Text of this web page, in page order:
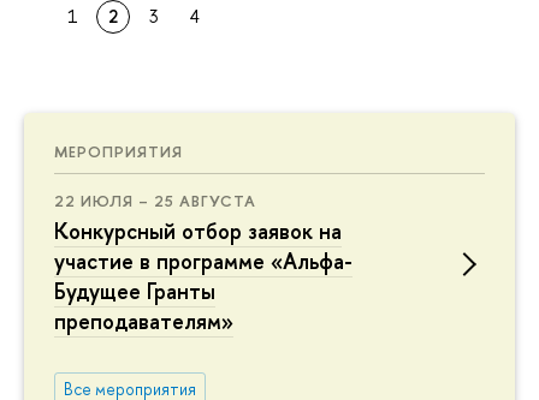
МЕРОПРИЯТИЯ
22 ИЮЛЯ – 25 АВГУСТА
Конкурсный отбор заявок на
участие в программе «Альфа-
Будущее Гранты
преподавателям»
Все мероприятия
1 2 3 4